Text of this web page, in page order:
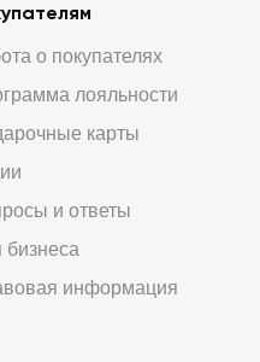
о покупателях
лояльности
карты
и ответы
бизнеса
информация